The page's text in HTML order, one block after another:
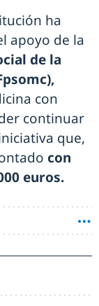
ha
apoyo de la
de la
con
continuar
que,
con
euros.